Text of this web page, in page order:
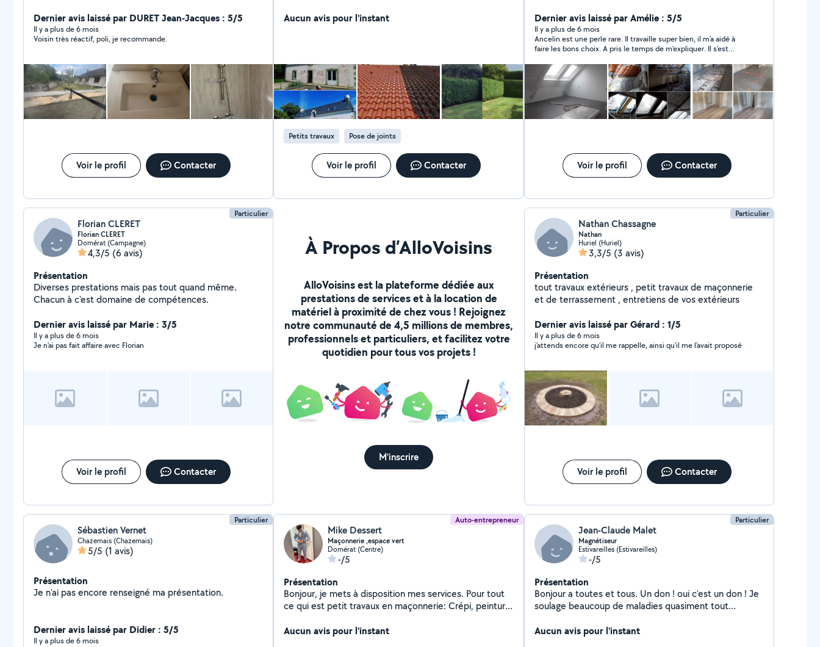
faites confiance JM BATI RENOVATION 03 sera
répondre a vos besoins .
Dernier avis laissé par DURET Jean-Jacques : 5/5
Il y a plus de 6 mois
Voisin très réactif, poli, je recommande.
Voir le profil Contacter
Taille de haies et d'arbustes. Ramassage des feuilles et
Aucun avis pour l'instant
Petits travaux Pose de joints
Voir le profil Contacter
Dernier avis laissé par Amélie : 5/5
Il y a plus de 6 mois
Ancelin est une perle rare. Il travaille super bien, il m’a aidé à
faire les bons choix. A pris le temps de m’expliquer. Il s’est
surtout il a toujours la volonté de bien faire. Je suis très
heureuse de l’avoir rencontré. Je le recommanderai a n’importe
qui les yeux fermé. Ancelin encore merci pour ma buanderie.
Voir le profil Contacter
Particulier
Florian CLERET
Florian CLERET
Domérat (Campagne)
4,3/5 (6 avis)
Présentation
Diverses prestations mais pas tout quand même.
Chacun à c'est domaine de compétences.
Dernier avis laissé par Marie : 3/5
Il y a plus de 6 mois
Je n'ai pas fait affaire avec Florian
Voir le profil Contacter
À Propos d’AlloVoisins
AlloVoisins est la plateforme dédiée aux
prestations de services et à la location de
matériel à proximité de chez vous ! Rejoignez
notre communauté de 4,5 millions de membres,
professionnels et particuliers, et facilitez votre
quotidien pour tous vos projets !
M'inscrire
Particulier
Nathan Chassagne
Nathan
Huriel (Huriel)
3,3/5 (3 avis)
Présentation
tout travaux extérieurs , petit travaux de maçonnerie
et de terrassement , entretiens de vos extérieurs
Dernier avis laissé par Gérard : 1/5
Il y a plus de 6 mois
j'attends encore qu'il me rappelle, ainsi qu'il me l'avait proposé
Voir le profil Contacter
Particulier
Sébastien Vernet
Chazemais (Chazemais)
5/5 (1 avis)
Présentation
Je n'ai pas encore renseigné ma présentation.
Dernier avis laissé par Didier : 5/5
Il y a plus de 6 mois
Auto-entrepreneur
Mike Dessert
Maçonnerie ,espace vert
Domérat (Centre)
-/5
Présentation
Bonjour, je mets à disposition mes services. Pour tout
ce qui est petit travaux en maçonnerie: Crépi, peinture
façade, dallage etc.. Je mets aussi à disposition mes
Aucun avis pour l'instant
Particulier
Jean-Claude Malet
Magnétiseur
Estivareilles (Estivareilles)
-/5
Présentation
Bonjour a toutes et tous. Un don ! oui c'est un don ! Je
soulage beaucoup de maladies quasiment tout
opérations Cicatrisations Douleurs. Aides aux sevrages
Aucun avis pour l'instant